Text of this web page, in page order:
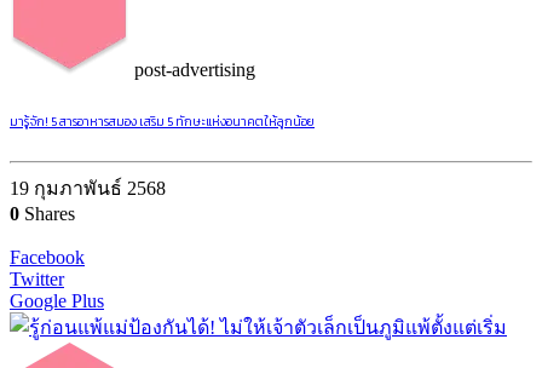
post-advertising
มารู้จัก! 5 สารอาหารสมอง เสริม 5 ทักษะแห่งอนาคตให้ลูกน้อย
19 กุมภาพันธ์ 2568
0 Shares
Facebook
Twitter
Google Plus